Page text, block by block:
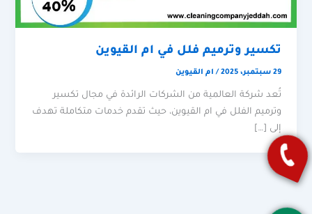
تكسير وترميم فلل في ام القيوين
29 سبتمبر، 2025 / ام القيوين
تُعد شركة العالمية من الشركات الرائدة في مجال تكسير
وترميم الفلل في ام القيوين، حيث تقدم خدمات متكاملة تهدف
إلى […]